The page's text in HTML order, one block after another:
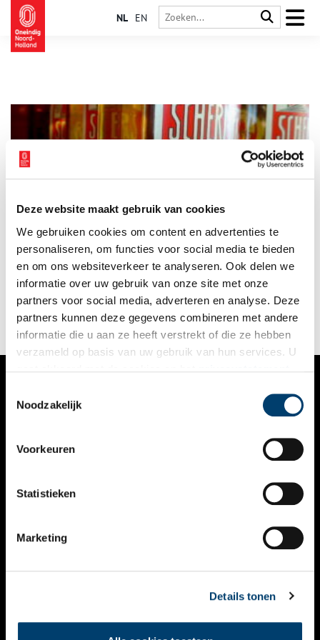
Deze website maakt gebruik van cookies
We gebruiken cookies om content en advertenties te
personaliseren, om functies voor social media te bieden
en om ons websiteverkeer te analyseren. Ook delen we
informatie over uw gebruik van onze site met onze
partners voor social media, adverteren en analyse. Deze
partners kunnen deze gegevens combineren met andere
informatie die u aan ze heeft verstrekt of die ze hebben
verzameld op basis van uw gebruik van hun services. U
Noodzakelijk
Voorkeuren
Statistieken
Marketing
Details tonen
NL EN
Boven het Noordzeekanaal maakt distilleerderij Schermer al
240 jaar de dienst uit op het gebied van binnenlands
gedistilleerd. Esther Ophoff-Blom vertelt over het bijzondere
familiebedrijf aan de hand van drie Schermer borrels. De smaak
van hun jenever, Beerenburger en Oranjebitter verklaren het
eeuwenlange succes van Schermer.
VERHALEN
KALENDER
THEMA’S
VIDEO’S
CONTACT